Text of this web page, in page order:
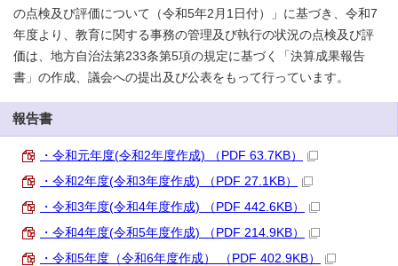
の点検及び評価について（令和5年2月1日付）」に基づき、令和7
年度より、教育に関する事務の管理及び執行の状況の点検及び評
価は、地方自治法第233条第5項の規定に基づく「決算成果報告
書」の作成、議会への提出及び公表をもって行っています。
報告書
・令和元年度(令和2年度作成) （PDF 63.7KB）
・令和2年度(令和3年度作成) （PDF 27.1KB）
・令和3年度(令和4年度作成) （PDF 442.6KB）
・令和4年度(令和5年度作成) （PDF 214.9KB）
・令和5年度（令和6年度作成） （PDF 402.9KB）